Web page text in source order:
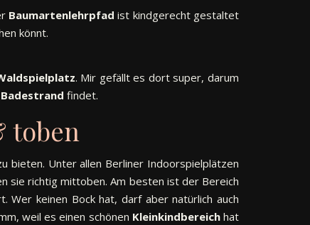
Baumartenlehrpfad ist kindgerecht gestaltet
könnt.
. Mir gefällt es dort super, darum
Badestrand findet.
toben
bieten. Unter allen Berliner Indoorspielplätzen
sie richtig mittoben. Am besten ist der Bereich
Wer keinen Bock hat, darf aber natürlich auch
weil es einen schönen Kleinkindbereichhat